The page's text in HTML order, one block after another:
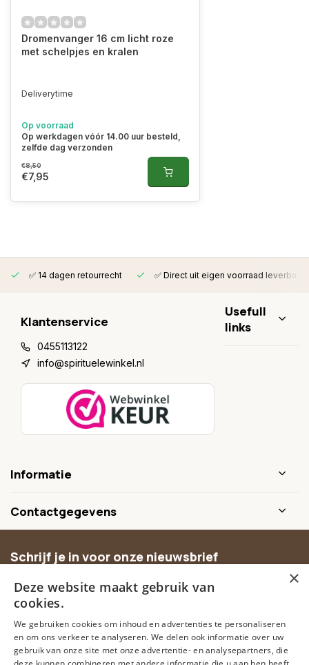
Dromenvanger 16 cm licht roze
met schelpjes en kralen
Deliverytime
Op voorraad
Op werkdagen vóór 14.00 uur besteld,
zelfde dag verzonden
€8,50
€7,95
✅ 14 dagen retourrecht ✅ Direct uit eigen voorraad leverbaar
Klantenservice
0455113122
info@spirituelewinkel.nl
Usefull
links
Informatie
Contactgegevens
Schrijf je in voor onze nieuwsbrief
aanbiedingen.
Abonneer
×
Deze website maakt gebruik van
cookies.
We gebruiken cookies om inhoud en advertenties te personaliseren
en om ons verkeer te analyseren. We delen ook informatie over uw
gebruik van onze site met onze advertentie- en analysepartners, die